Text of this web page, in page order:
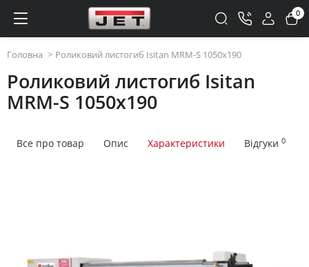
0
Головна Роликовий листогиб Isitan MRM-S 1050x190
Роликовий листогиб Isitan
MRM-S 1050x190
Все про товар Опис Характеристики Відгуки 0